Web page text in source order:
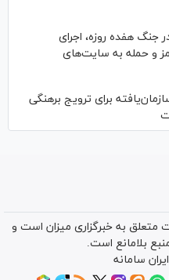
جنگ هفده روزه، اجرای
و حمله به سایت‌های
برای ترویج برهنگی
به خبرگزاری میزان است و
بلامانع است.
ایران سامانه